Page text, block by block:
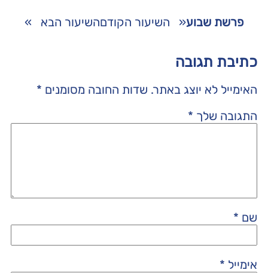
פרשת שבוע« השיעור הקודםהשיעור הבא »
כתיבת תגובה
האימייל לא יוצג באתר. שדות החובה מסומנים *
התגובה שלך *
שם *
אימייל *